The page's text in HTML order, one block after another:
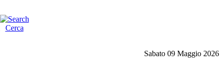
Cerca
Sabato 09 Maggio 2026